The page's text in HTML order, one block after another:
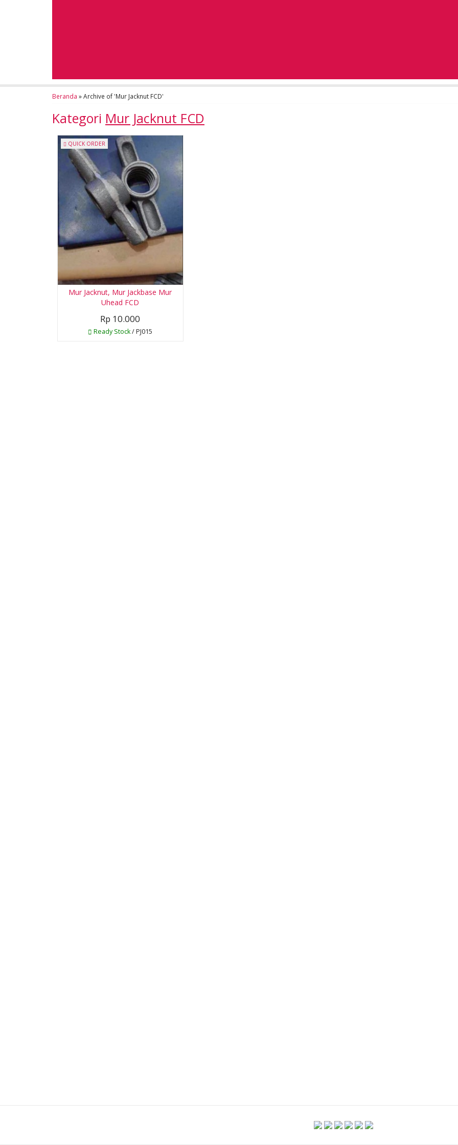
Beranda »Archive of 'Mur Jacknut FCD'
Kategori Mur Jacknut FCD
QUICK ORDER
Mur Jacknut, Mur Jackbase Mur
Uhead FCD
Rp 10.000
Ready Stock/ PJ015